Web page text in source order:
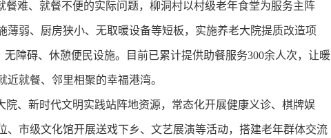
难、就餐不便的实际问题，柳洞村以村级老年食堂为服务主阵
弱、厨房狭小、无取暖设备等短板，实施养老大院提质改造项
障碍、休憩便民设施。目前已累计提供助餐服务300余人次，让暖
就餐、邻里相聚的幸福港湾。
、新时代文明实践站阵地资源，常态化开展健康义诊、棋牌娱
、市级文化馆开展送戏下乡、文艺展演等活动，搭建老年群体交流